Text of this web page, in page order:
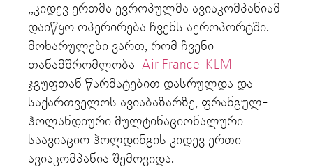
,,კიდევ ერთმა ევროპულმა ავიაკომპანიამ
დაიწყო ოპერირება ჩვენს აეროპორტში.
მოხარულები ვართ, რომ ჩვენი
თანამშრომლობა Air France-KLM
ჯგუფთან წარმატებით დასრულდა და
საქართველოს ავიაბაზარზე, ფრანგულ-
ჰოლანდიური მულტინაციონალური
საავიაციო ჰოლდინგის კიდევ ერთი
ავიაკომპანია შემოვიდა.